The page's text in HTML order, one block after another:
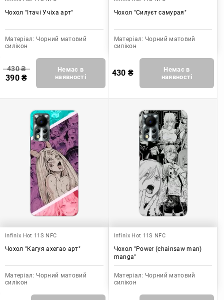
Чохол "Ітачі Учіха арт"
Матеріал: Чорний матовий
силікон
430₴
390₴
Немає в
наявності
Чохол "Силуєт самурая"
Матеріал: Чорний матовий
силікон
430 ₴
Немає в
наявності
Infinix Hot 11S NFC
Чохол "Кагуя ахегао арт"
Матеріал: Чорний матовий
силікон
Infinix Hot 11S NFC
Чохол "Power (chainsaw man)
manga"
Матеріал: Чорний матовий
силікон